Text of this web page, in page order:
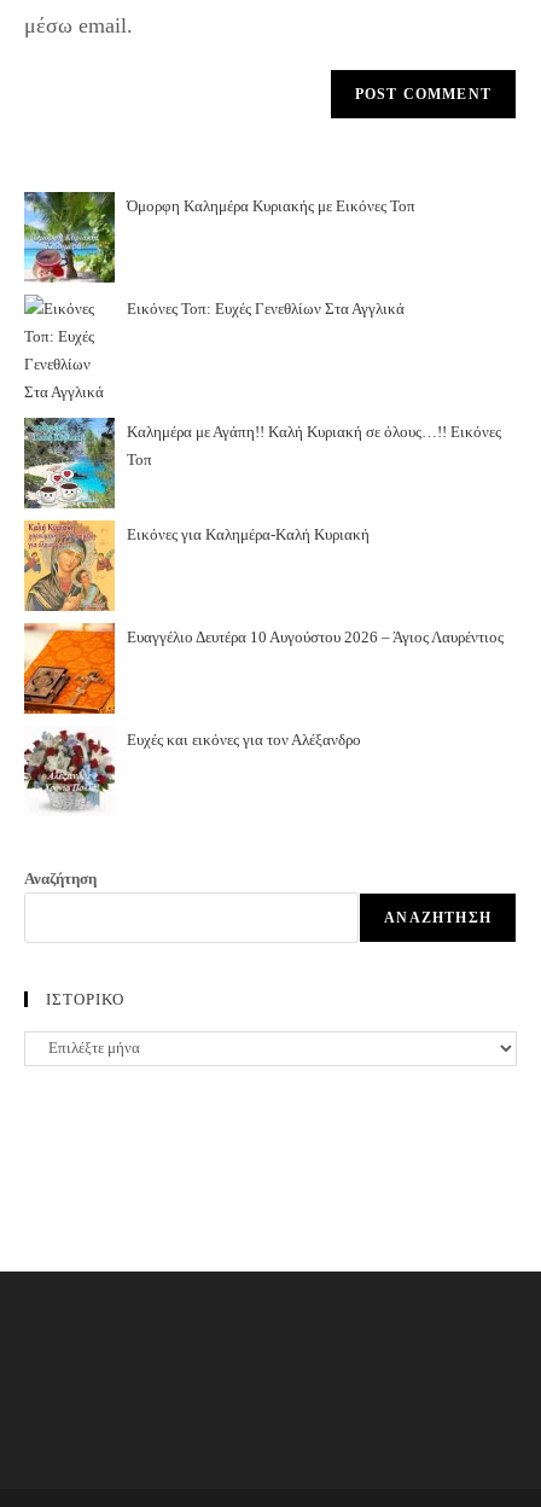
μέσω email.
Όμορφη Καλημέρα Κυριακής με Εικόνες Τοπ
Εικόνες Τοπ: Ευχές Γενεθλίων Στα Αγγλικά
Καλημέρα με Αγάπη!! Καλή Κυριακή σε όλους…!! Εικόνες
Τοπ
Εικόνες για Καλημέρα-Καλή Κυριακή
Ευαγγέλιο Δευτέρα 10 Αυγούστου 2026 – Άγιος Λαυρέντιος
Ευχές και εικόνες για τον Αλέξανδρο
Αναζήτηση
ΑΝΑΖΉΤΗΣΗ
ΙΣΤΟΡΙΚΟ
ΙΣΤΟΡΙΚΟ